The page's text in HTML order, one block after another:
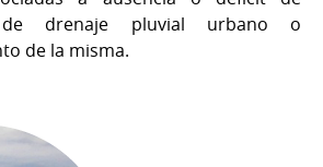
de drenaje pluvial urbano o
de la misma.